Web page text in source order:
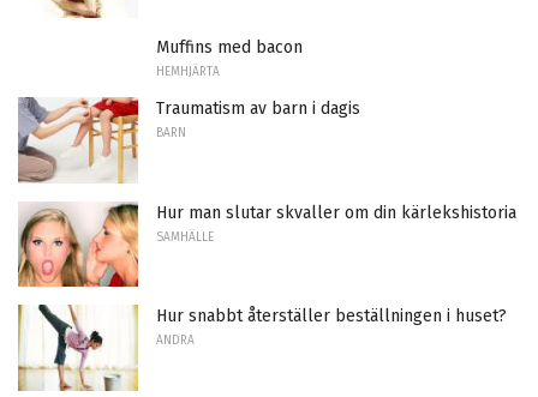
Muffins med bacon
HEMHJÄRTA
Traumatism av barn i dagis
BARN
Hur man slutar skvaller om din kärlekshistoria
SAMHÄLLE
Hur snabbt återställer beställningen i huset?
ANDRA